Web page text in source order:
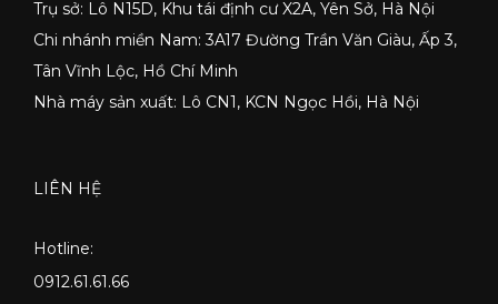
Trụ sở: Lô N15D, Khu tái định cư X2A, Yên Sở, Hà Nội
Chi nhánh miền Nam: 3A17 Đường Trần Văn Giàu, Ấp 3,
Tân Vĩnh Lộc, Hồ Chí Minh
Nhà máy sản xuất: Lô CN1, KCN Ngọc Hồi, Hà Nội
LIÊN HỆ
Hotline:
0912.61.61.66